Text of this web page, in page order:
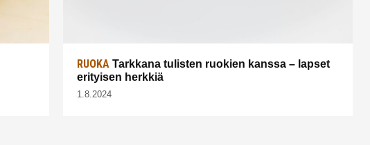
RUOKA Tarkkana tulisten ruokien kanssa – lapset
erityisen herkkiä
1.8.2024